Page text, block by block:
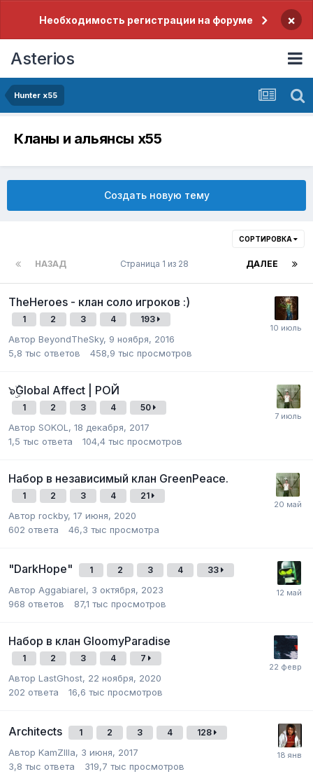
Необходимость регистрации на форуме ×
Asterios
Hunter x55
Кланы и альянсы x55
Создать новую тему
СОРТИРОВКА
НАЗАД ДАЛЕЕ
Страница 1 из 28
TheHeroes - клан соло игроков :)
1 2 3 4 193
Автор BeyondTheSky, 9 ноября, 2016
5,8 тыс ответов 458,9 тыс просмотров
๖ۣۜGlobal Affect | РОЙ
1 2 3 4 50
Автор SOKOL , 18 декабря, 2017
1,5 тыс ответа 104,4 тыс просмотров
Набор в независимый клан GreenPeace.
1 2 3 4 21
Автор rockby, 17 июня, 2020
602 ответа 46,3 тыс просмотра
"DarkHope" 1 2 3 4 33
Автор Aggabiarel, 3 октября, 2023
968 ответов 87,1 тыс просмотров
Набор в клан GloomyParadise
1 2 3 4 7
Автор LastGhost, 22 ноября, 2020
202 ответа 16,6 тыс просмотров
Architects 1 2 3 4 128
Автор KamZIlla, 3 июня, 2017
3,8 тыс ответа 319,7 тыс просмотров